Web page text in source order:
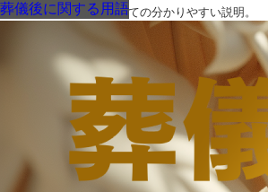
葬儀・葬式・法要についての分かりやすい説明。
葬儀後に関する用語
葬儀後に関する用語
葬儀後に関する用語
葬儀後に関する用語
葬儀後に関する用語
葬儀後に関する用語
葬儀後に関する用語